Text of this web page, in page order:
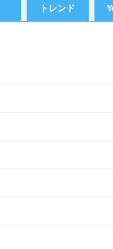
トレンド